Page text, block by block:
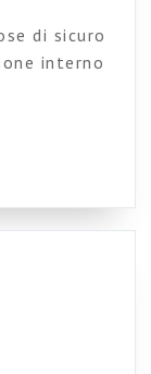
di sicuro
interno
una delle